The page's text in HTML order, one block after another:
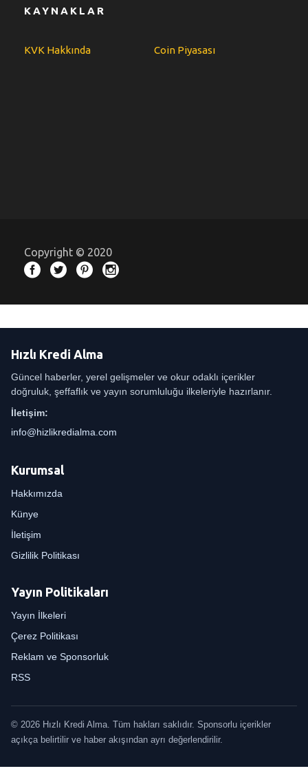
KAYNAKLAR
KVK Hakkında Coin Piyasası
Copyright © 2020
Hızlı Kredi Alma
Güncel haberler, yerel gelişmeler ve okur odaklı içerikler
doğruluk, şeffaflık ve yayın sorumluluğu ilkeleriyle hazırlanır.
İletişim:
info@hizlikredialma.com
Kurumsal
Hakkımızda
Künye
İletişim
Gizlilik Politikası
Yayın Politikaları
Yayın İlkeleri
Çerez Politikası
Reklam ve Sponsorluk
RSS
© 2026 Hızlı Kredi Alma. Tüm hakları saklıdır. Sponsorlu içerikler
açıkça belirtilir ve haber akışından ayrı değerlendirilir.